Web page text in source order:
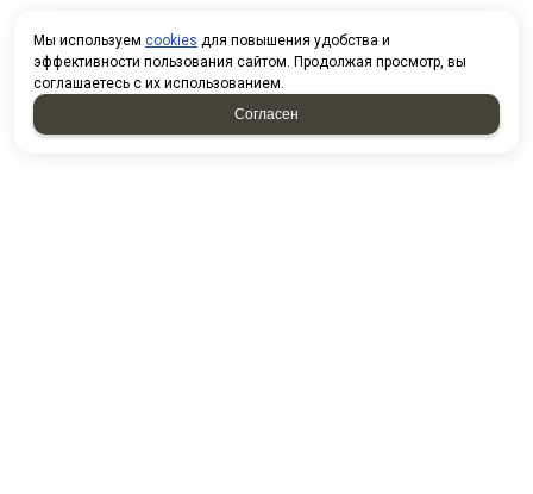
Мы используем cookies для повышения удобства и
эффективности пользования сайтом. Продолжая просмотр, вы
соглашаетесь с их использованием.
Согласен